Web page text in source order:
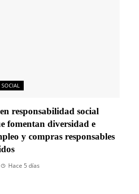
SOCIAL
responsabilidad social
fomentan diversidad e
y compras responsables
Hace 5 días